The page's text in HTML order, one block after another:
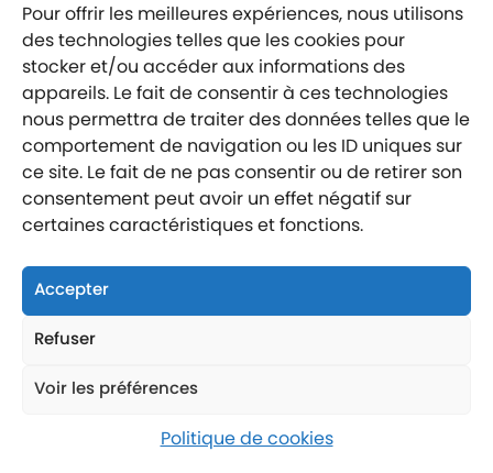
Pour offrir les meilleures expériences, nous utilisons
des technologies telles que les cookies pour
stocker et/ou accéder aux informations des
appareils. Le fait de consentir à ces technologies
nous permettra de traiter des données telles que le
comportement de navigation ou les ID uniques sur
ce site. Le fait de ne pas consentir ou de retirer son
consentement peut avoir un effet négatif sur
certaines caractéristiques et fonctions.
Accepter
Refuser
Voir les préférences
Politique de cookies
Mentions légales
Politique de confidentialité
Labellisé entreprise engagée
Nous suivre
Nous contacter